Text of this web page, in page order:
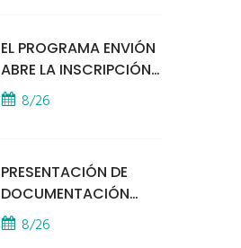
EL PROGRAMA ENVIÓN
ABRE LA INSCRIPCIÓN
A UN CURSO DE
BARBERÍA
8/26
PRESENTACIÓN DE
DOCUMENTACIÓN
PARA BECAS
EDUCATIVAS
8/26